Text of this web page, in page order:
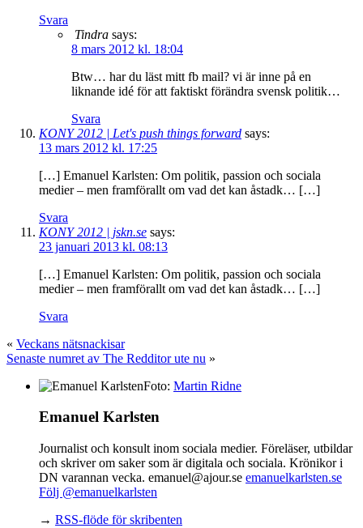
Svara
Tindra says:
8 mars 2012 kl. 18:04
Btw… har du läst mitt fb mail? vi är inne på en
liknande idé för att faktiskt förändra svensk politik…
Svara
KONY 2012 | Let's push things forward says:
13 mars 2012 kl. 17:25
[…] Emanuel Karlsten: Om politik, passion och sociala
medier – men framförallt om vad det kan åstadk… […]
Svara
KONY 2012 | jskn.se says:
23 januari 2013 kl. 08:13
[…] Emanuel Karlsten: Om politik, passion och sociala
medier – men framförallt om vad det kan åstadk… […]
Svara
« Veckans nätsnackisar
Senaste numret av The Redditor ute nu »
Foto: Martin Ridne
Emanuel Karlsten
Journalist och konsult inom sociala medier. Föreläser, utbildar
och skriver om saker som är digitala och sociala. Krönikor i
DN varannan vecka. emanuel@ajour.se emanuelkarlsten.se
Följ @emanuelkarlsten
→ RSS-flöde för skribenten